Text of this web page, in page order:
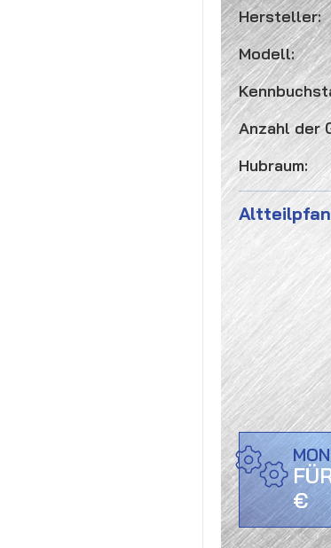
Hersteller:
Modell:
Anzahl der
Hubraum:
€